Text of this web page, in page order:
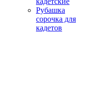
Рубашка
сорочка для
кадетов